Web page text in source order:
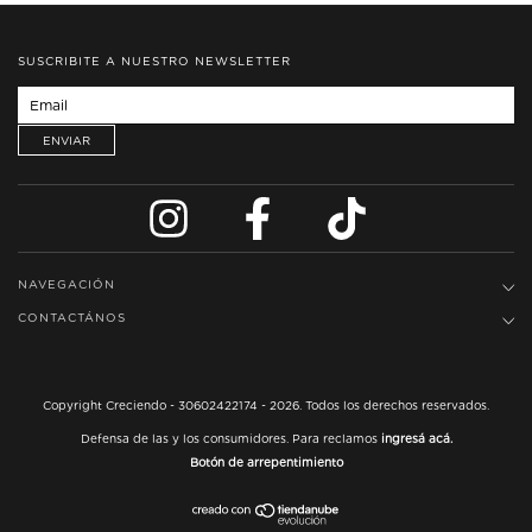
SUSCRIBITE A NUESTRO NEWSLETTER
NAVEGACIÓN
CONTACTÁNOS
Copyright Creciendo - 30602422174 - 2026. Todos los derechos reservados.
Defensa de las y los consumidores. Para reclamos ingresá acá.
Botón de arrepentimiento